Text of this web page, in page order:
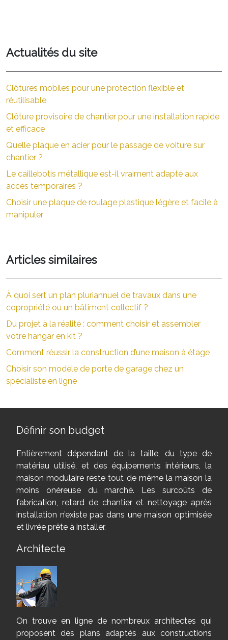
Actualités du site
Clôtures mobiles pour une protection flexible et
réutilisable
Clôture provisoire de chantier pour une installation rapide
et efficace
Quelle plaque en acier pour le passage de voiture sur
chantier ?
Le caillebotis métallique est-il vraiment adapté aux
accès temporaires ?
Choisir une plaque de roulage plastique légère et facile à
manipuler
Articles similaires
À quoi sert un plan pluriannuel de travaux dans une
copropriété ou un bâtiment collectif ?
Du projet à la réalité : comment choisir et assembler
votre hangar en kit ?
Comment réussir la construction d’une maison à étage
Choisir son modèle de porte de garage chez un
spécialiste en ligne
Définir son budget
Entièrement dépendant de la taille, du type de
matériau utilisé, et des équipements intérieurs, la
maison modulaire reste tout de même la maison la
moins onéreuse du marché. Les surcoûts de
fabrication, retard de chantier et nettoyage après
installation n’existe pas dans une maison optimisée
et livrée prête à installer.
Architecte
On trouve en ligne de nombreux architectes qui
proposent des plans adaptés aux constructions